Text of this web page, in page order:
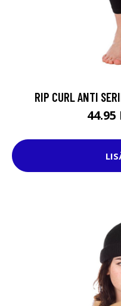
RIP CURL ANTI
44.95